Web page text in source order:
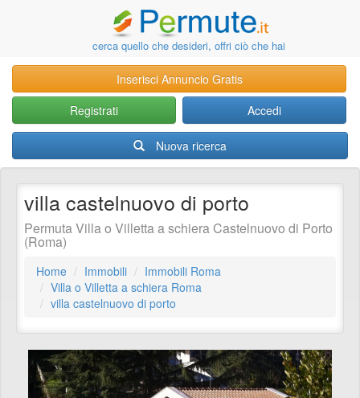
cerca quello che desideri, offri ciò che hai
Inserisci Annuncio Gratis
Registrati
Accedi
Nuova ricerca
villa castelnuovo di porto
Permuta Villa o Villetta a schiera Castelnuovo di Porto
(Roma)
Home Immobili
Immobili Roma
Villa o Villetta a schiera Roma
villa castelnuovo di porto